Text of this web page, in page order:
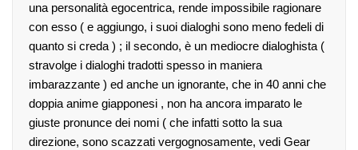
una personalità egocentrica, rende impossibile ragionare
con esso ( e aggiungo, i suoi dialoghi sono meno fedeli di
quanto si creda ) ; il secondo, è un mediocre dialoghista (
stravolge i dialoghi tradotti spesso in maniera
imbarazzante ) ed anche un ignorante, che in 40 anni che
doppia anime giapponesi , non ha ancora imparato le
giuste pronunce dei nomi ( che infatti sotto la sua
direzione, sono scazzati vergognosamente, vedi Gear